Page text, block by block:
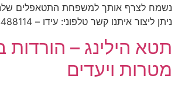
נשמח לצרף אותך למשפחת התטאפלים
ניתן ליצור איתנו קשר טלפוני: עידו – 050-4488114 רווית – […]
תטא הילינג – הורדות
מטרות ויעדים